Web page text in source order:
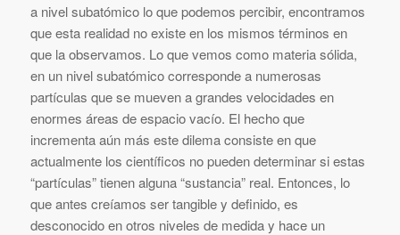
a nivel subatómico lo que podemos percibir, encontramos
que esta realidad no existe en los mismos términos en
que la observamos. Lo que vemos como materia sólida,
en un nivel subatómico corresponde a numerosas
partículas que se mueven a grandes velocidades en
enormes áreas de espacio vacío. El hecho que
incrementa aún más este dilema consiste en que
actualmente los científicos no pueden determinar si estas
“partículas” tienen alguna “sustancia” real. Entonces, lo
que antes creíamos ser tangible y definido, es
desconocido en otros niveles de medida y hace un